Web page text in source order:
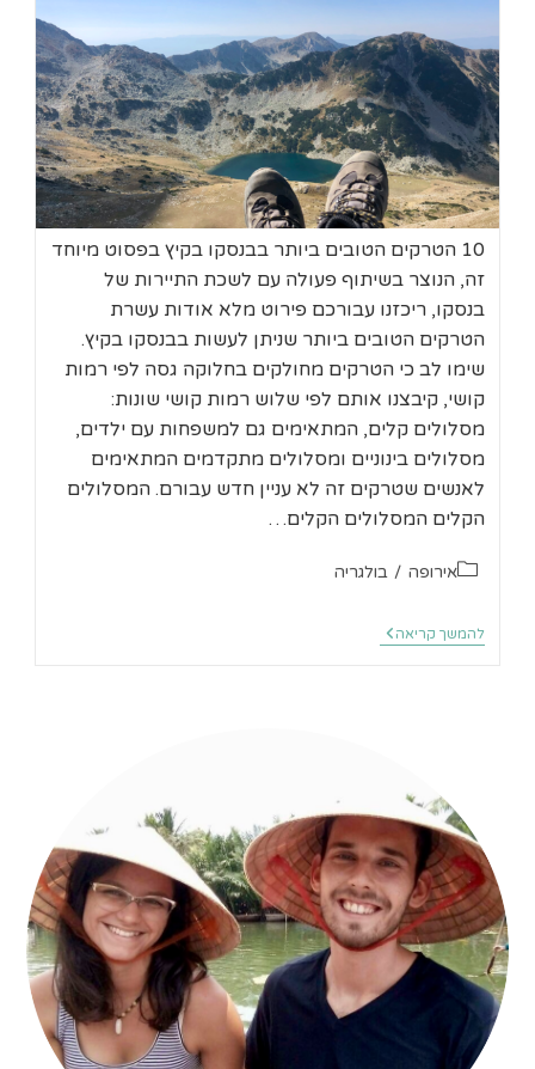
10 הטרקים הטובים ביותר בבנסקו בקיץ בפסוט מיוחד
זה, הנוצר בשיתוף פעולה עם לשכת התיירות של
בנסקו, ריכזנו עבורכם פירוט מלא אודות עשרת
הטרקים הטובים ביותר שניתן לעשות בבנסקו בקיץ.
שימו לב כי הטרקים מחולקים בחלוקה גסה לפי רמות
קושי, קיבצנו אותם לפי שלוש רמות קושי שונות:
מסלולים קלים, המתאימים גם למשפחות עם ילדים,
מסלולים בינוניים ומסלולים מתקדמים המתאימים
לאנשים שטרקים זה לא עניין חדש עבורם. המסלולים
הקלים המסלולים הקלים…
קטגוריה:
אירופה / בולגריה
להמשך קריאה 10
הטרקים